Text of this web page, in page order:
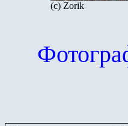
(c) Zorik